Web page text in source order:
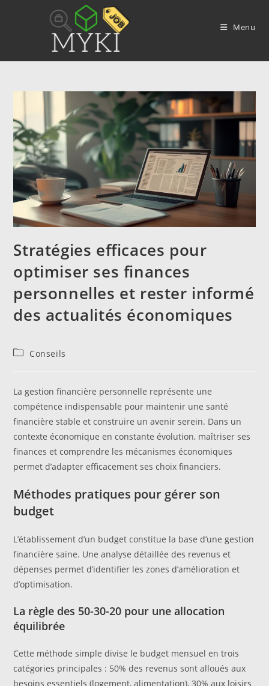
Menu
Stratégies efficaces pour
optimiser ses finances
personnelles et rester informé
des actualités économiques
PostConseils
La gestion financière personnelle représente une
compétence indispensable pour maintenir une santé
financière stable et construire un avenir serein. Dans un
contexte économique en constante évolution, maîtriser ses
finances et comprendre les mécanismes économiques
permet d’adapter efficacement ses choix financiers.
Méthodes pratiques pour gérer son
budget
L’établissement d’un budget constitue la base d’une gestion
financière saine. Une analyse détaillée des revenus et
dépenses permet d’identifier les zones d’amélioration et
d’optimisation.
La règle des 50-30-20 pour une allocation
équilibrée
Cette méthode simple divise le budget mensuel en trois
catégories principales : 50% des revenus sont alloués aux
besoins essentiels (logement, alimentation), 30% aux loisirs